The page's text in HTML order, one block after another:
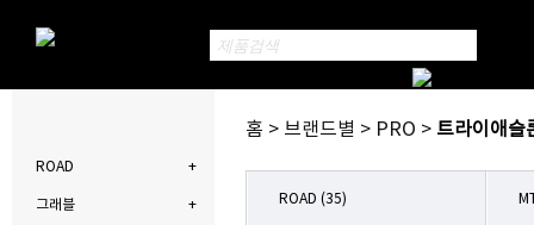
ROAD
그래블
홈 > 브랜드별 > PRO > 트라이애슬
ROAD (35)